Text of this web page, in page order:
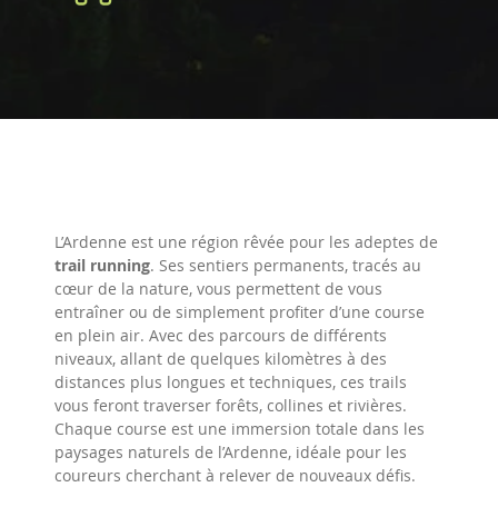
L’Ardenne est une région rêvée pour les adeptes de
trail running. Ses sentiers permanents, tracés au
cœur de la nature, vous permettent de vous
entraîner ou de simplement profiter d’une course
en plein air. Avec des parcours de différents
niveaux, allant de quelques kilomètres à des
distances plus longues et techniques, ces trails
vous feront traverser forêts, collines et rivières.
Chaque course est une immersion totale dans les
paysages naturels de l’Ardenne, idéale pour les
coureurs cherchant à relever de nouveaux défis.